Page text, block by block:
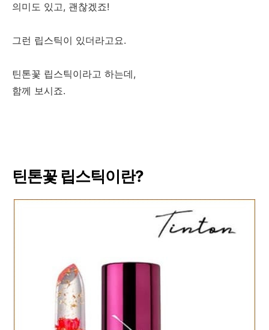
의미도 있고, 괜찮겠죠!
그런 립스틱이 있더라고요.
틴톤꽃 립스틱이라고 하는데,
함께 보시죠.
틴톤꽃 립스틱이란?